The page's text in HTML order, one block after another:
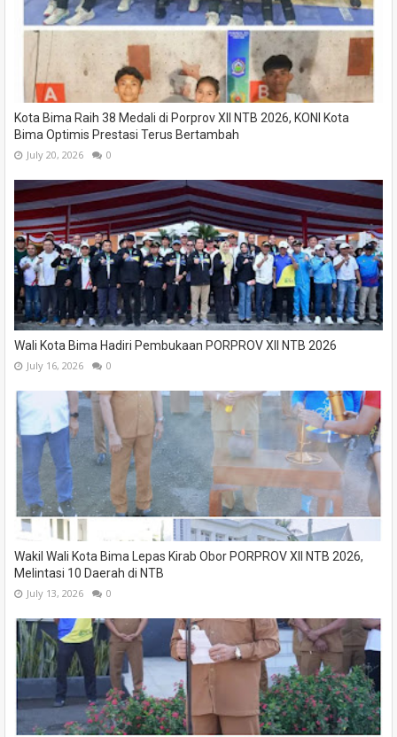
Kota Bima Raih 38 Medali di Porprov XII NTB 2026, KONI Kota
Bima Optimis Prestasi Terus Bertambah
July 20, 2026 0
Wali Kota Bima Hadiri Pembukaan PORPROV XII NTB 2026
July 16, 2026 0
Wakil Wali Kota Bima Lepas Kirab Obor PORPROV XII NTB 2026,
Melintasi 10 Daerah di NTB
July 13, 2026 0